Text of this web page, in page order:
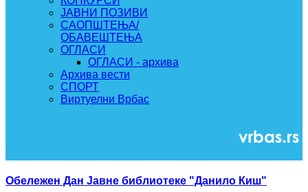
ЈАВНИ ПОЗИВИ
САОПШТЕЊА/
ОБАВЕШТЕЊА
ОГЛАСИ
ОГЛАСИ - архива
Архива вести
СПОРТ
Виртуелни Врбас
Обележен Дан Јавне библиотеке "Данило Киш"